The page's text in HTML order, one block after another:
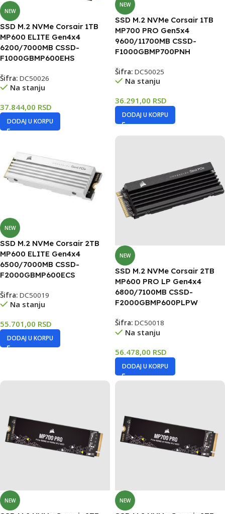
NEW
SSD M.2 NVMe Corsair 1TB
MP600 ELITE Gen4x4
6200/7000MB CSSD-
F1000GBMP600EHS
Šifra: DC50026
Na stanju
37.844,00 RSD
DODAJ U KORPU
NEW
SSD M.2 NVMe Corsair 1TB
MP700 PRO Gen5x4
9600/11700MB CSSD-
F1000GBMP700PNH
Šifra: DC50025
Na stanju
36.291,00 RSD
DODAJ U KORPU
NEW
SSD M.2 NVMe Corsair 2TB
MP600 ELITE Gen4x4
6500/7000MB CSSD-
F2000GBMP600ECS
Šifra: DC50019
Na stanju
55.701,00 RSD
DODAJ U KORPU
NEW
SSD M.2 NVMe Corsair 2TB
MP600 PRO LP Gen4x4
6800/7100MB CSSD-
F2000GBMP600PLPW
Šifra: DC50018
Na stanju
56.478,00 RSD
DODAJ U KORPU
NEW NEW